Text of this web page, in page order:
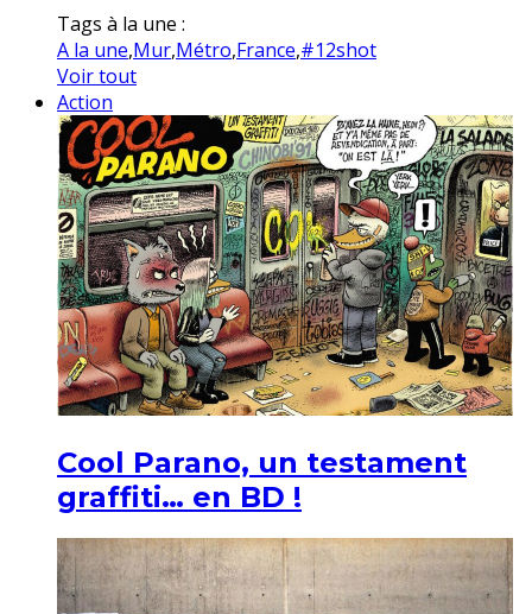
Tags à la une :
A la une,Mur,Métro,France,#12shot
Voir tout
Action
Cool Parano, un testament
graffiti… en BD !